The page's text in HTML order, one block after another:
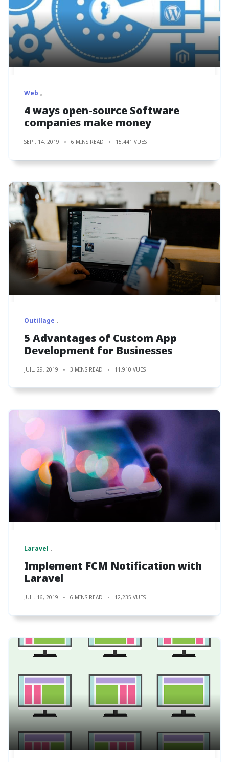
Web
4 ways open-source Software
companies make money
SEPT. 14, 2019 6 MINS READ 15,441 VUES
Outillage
5 Advantages of Custom App
Development for Businesses
JUIL. 29, 2019 3 MINS READ 11,910 VUES
Laravel
Implement FCM Notification with
Laravel
JUIL. 16, 2019 6 MINS READ 12,235 VUES